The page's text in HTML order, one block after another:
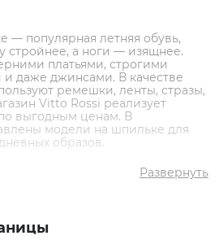
— популярная летняя обувь,
стройнее, а ноги — изящнее.
платьями, строгими
даже джинсами. В качестве
ремешки, ленты, стразы,
Vitto Rossi реализует
выгодным ценам. В
модели на шпильке для
образов.
на шпильке для
образа на Vitto Rossi
на чистый лист бумаги,
и измерьте расстояние от
Развернуть